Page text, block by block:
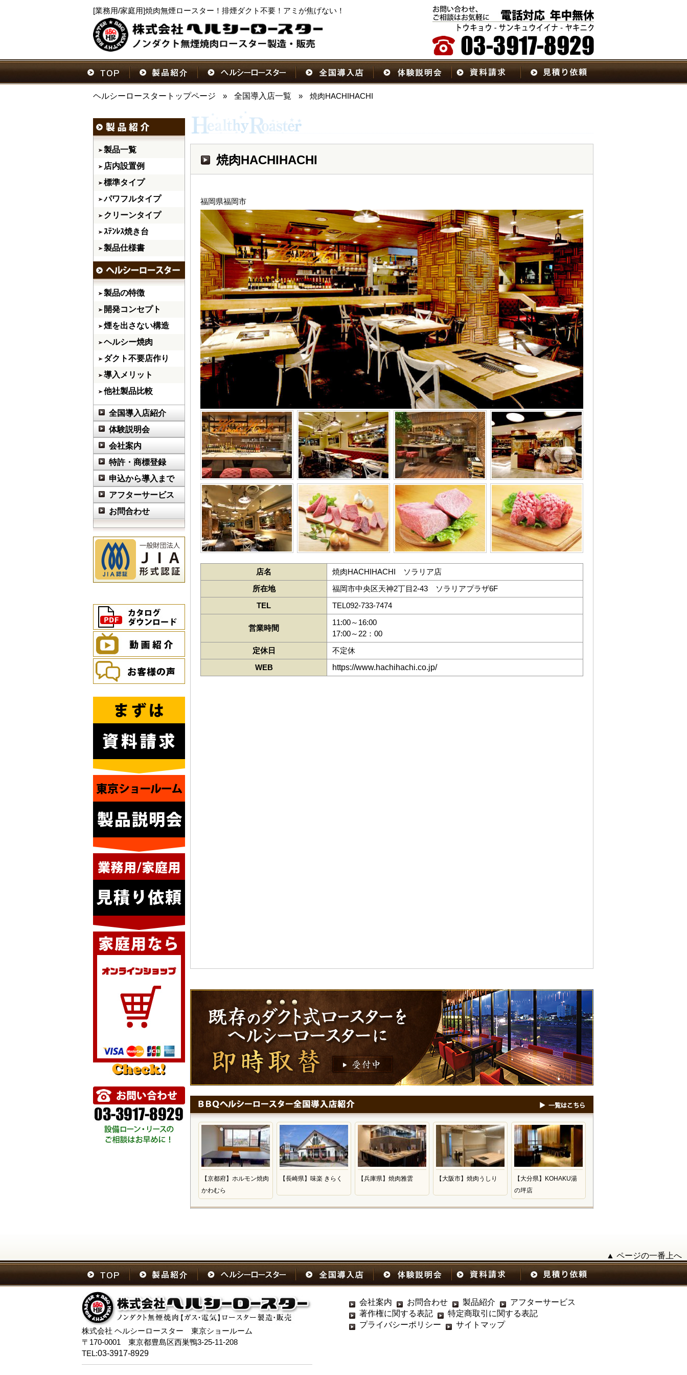
[業務用/家庭用]焼肉無煙ロースター！排煙ダクト不要！アミが焦げない！
ヘルシーロースタートップページ » 全国導入店一覧 » 焼肉HACHIHACHI
製品一覧
店内設置例
標準タイプ
パワフルタイプ
クリーンタイプ
ｽﾃﾝﾚｽ焼き台
製品仕様書
製品の特徴
開発コンセプト
煙を出さない構造
ヘルシー焼肉
ダクト不要店作り
導入メリット
他社製品比較
全国導入店紹介
体験説明会
会社案内
特許・商標登録
申込から導入まで
アフターサービス
お問合わせ
焼肉HACHIHACHI
福岡県福岡市
店名
焼肉HACHIHACHI ソラリア店
所在地
福岡市中央区天神2丁目2-43 ソラリアプラザ6F
TEL
TEL092-733-7474
営業時間
11:00～16:00
17:00～22：00
定休日
不定休
WEB
https://www.hachihachi.co.jp/
【京都府】ホルモン焼肉
かわむら
【長崎県】味楽 きらく 【兵庫県】焼肉雅雲 【大阪市】焼肉うしり
【大分県】KOHAKU湯
の坪店
▲ ページの一番上へ
株式会社 ヘルシーロースター 東京ショールーム
〒170-0001 東京都豊島区西巣鴨3-25-11-208
TEL:03-3917-8929
会社案内 お問合わせ 製品紹介
アフターサービス
著作権に関する表記
特定商取引に関する表記
プライバシーポリシー
サイトマップ